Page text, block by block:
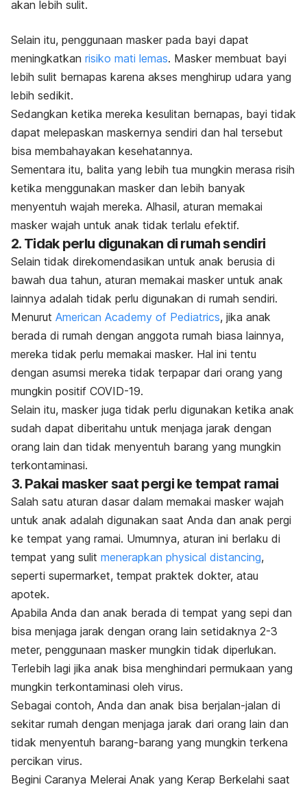
akan lebih sulit.
Selain itu, penggunaan masker pada bayi dapat
meningkatkan risiko mati lemas. Masker membuat bayi
lebih sulit bernapas karena akses menghirup udara yang
lebih sedikit.
Sedangkan ketika mereka kesulitan bernapas, bayi tidak
dapat melepaskan maskernya sendiri dan hal tersebut
bisa membahayakan kesehatannya.
Sementara itu, balita yang lebih tua mungkin merasa risih
ketika menggunakan masker dan lebih banyak
menyentuh wajah mereka. Alhasil, aturan memakai
masker wajah untuk anak tidak terlalu efektif.
2. Tidak perlu digunakan di rumah sendiri
Selain tidak direkomendasikan untuk anak berusia di
bawah dua tahun, aturan memakai masker untuk anak
lainnya adalah tidak perlu digunakan di rumah sendiri.
Menurut American Academy of Pediatrics, jika anak
berada di rumah dengan anggota rumah biasa lainnya,
mereka tidak perlu memakai masker. Hal ini tentu
dengan asumsi mereka tidak terpapar dari orang yang
mungkin positif COVID-19.
Selain itu, masker juga tidak perlu digunakan ketika anak
sudah dapat diberitahu untuk menjaga jarak dengan
orang lain dan tidak menyentuh barang yang mungkin
terkontaminasi.
3. Pakai masker saat pergi ke tempat ramai
Salah satu aturan dasar dalam memakai masker wajah
untuk anak adalah digunakan saat Anda dan anak pergi
ke tempat yang ramai. Umumnya, aturan ini berlaku di
tempat yang sulit menerapkan physical distancing,
seperti supermarket, tempat praktek dokter, atau
apotek.
Apabila Anda dan anak berada di tempat yang sepi dan
bisa menjaga jarak dengan orang lain setidaknya 2-3
meter, penggunaan masker mungkin tidak diperlukan.
Terlebih lagi jika anak bisa menghindari permukaan yang
mungkin terkontaminasi oleh virus.
Sebagai contoh, Anda dan anak bisa berjalan-jalan di
sekitar rumah dengan menjaga jarak dari orang lain dan
tidak menyentuh barang-barang yang mungkin terkena
percikan virus.
Begini Caranya Melerai Anak yang Kerap Berkelahi saat